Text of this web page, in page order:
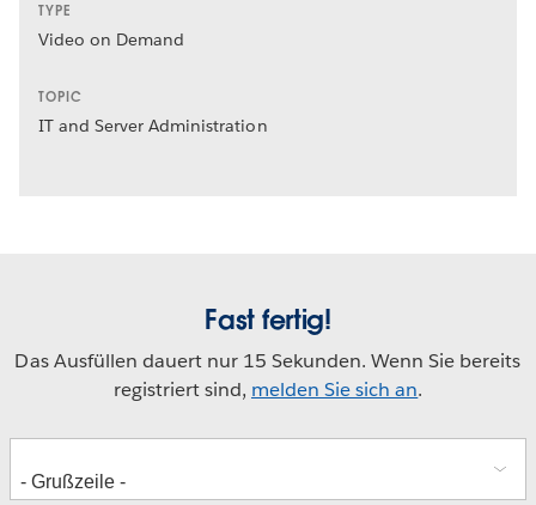
TYPE
Video on Demand
TOPIC
IT and Server Administration
Fast fertig!
Das Ausfüllen dauert nur 15 Sekunden. Wenn Sie bereits
registriert sind, melden Sie sich an.